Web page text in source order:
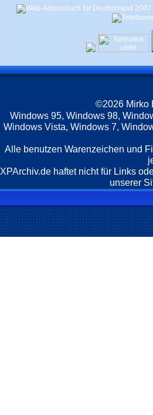
©2026 Mirko
Windows 95, Windows 98,
Windows Vista, Windows 7,
Alle benutzen Warenzeichen und
XPArchiv.de haftet nicht für Links
unserer